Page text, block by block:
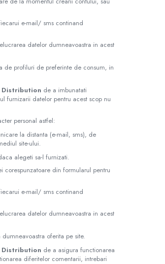
e-mail/ sms continand
datelor dumneavoastra in acest
de profiluri de preferinte de consum, in
de a imbunatati
furnizarii datelor pentru acest scop nu
personal astfel:
la distanta (e-mail, sms), de
site-ului.
alegeti sa-l furnizati.
corespunzatoare din formularul pentru
e-mail/ sms continand
datelor dumneavoastra in acest
oferita pe site.
de a asigura functionarea
diferitelor comentarii, intrebari